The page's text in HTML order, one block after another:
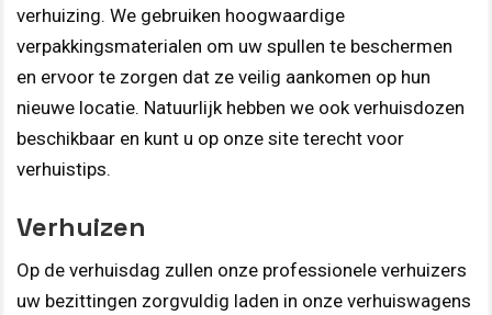
verhuizing. We gebruiken hoogwaardige
verpakkingsmaterialen om uw spullen te beschermen
en ervoor te zorgen dat ze veilig aankomen op hun
nieuwe locatie. Natuurlijk hebben we ook verhuisdozen
beschikbaar en kunt u op onze site terecht voor
verhuistips.
Verhuizen
Op de verhuisdag zullen onze professionele verhuizers
uw bezittingen zorgvuldig laden in onze verhuiswagens